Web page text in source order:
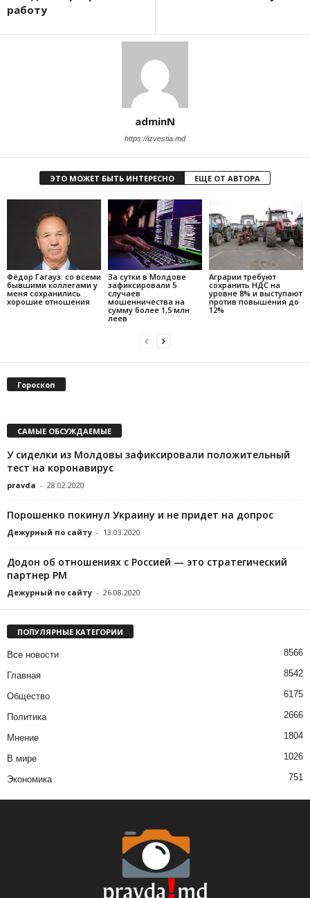
работу
adminN
https://izvestia.md
ЭТО МОЖЕТ БЫТЬ ИНТЕРЕСНО ЕЩЕ ОТ АВТОРА
Фёдор Гагауз: со всеми
бывшими коллегами у
меня сохранились
хорошие отношения
За сутки в Молдове
зафиксировали 5
случаев
мошенничества на
сумму более 1,5 млн
леев
Аграрии требуют
сохранить НДС на
уровне 8% и выступают
против повышения до
12%
Гороскоп
САМЫЕ ОБСУЖДАЕМЫЕ
У сиделки из Молдовы зафиксировали положительный
тест на коронавирус
pravda - 28.02.2020
Порошенко покинул Украину и не придет на допрос
Дежурный по сайту - 13.03.2020
Додон об отношениях с Россией — это стратегический
партнер РМ
Дежурный по сайту - 26.08.2020
ПОПУЛЯРНЫЕ КАТЕГОРИИ
Все новости 8566
Главная 8542
Общество 6175
Политика 2666
Мнение 1804
В мире 1026
Экономика 751